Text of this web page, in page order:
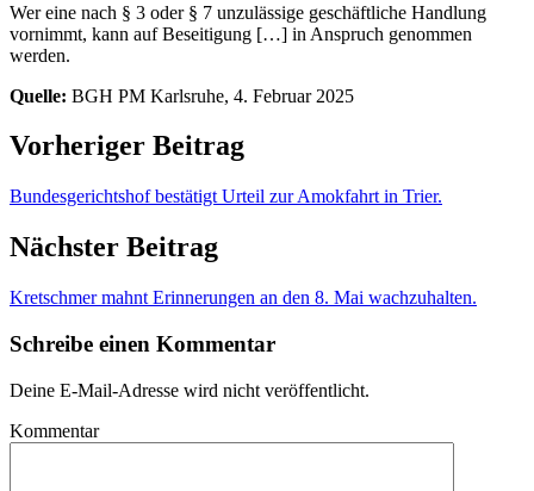
Wer eine nach § 3 oder § 7 unzulässige geschäftliche Handlung
vornimmt, kann auf Beseitigung […] in Anspruch genommen
werden.
Quelle: BGH PM Karlsruhe, 4. Februar 2025
Vorheriger Beitrag
Bundesgerichtshof bestätigt Urteil zur Amokfahrt in Trier.
Nächster Beitrag
Kretschmer mahnt Erinnerungen an den 8. Mai wachzuhalten.
Schreibe einen Kommentar
Deine E-Mail-Adresse wird nicht veröffentlicht.
Kommentar